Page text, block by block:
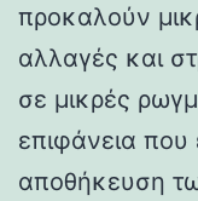
προκαλούν
αλλαγές και
σε μικρές
επιφάνεια που
αποθήκευση